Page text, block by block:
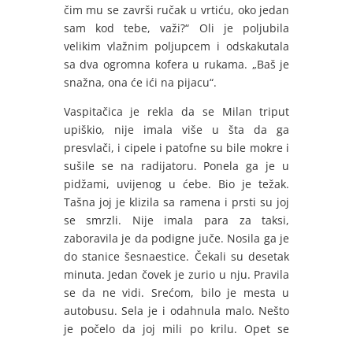
čim mu se završi ručak u vrtiću, oko jedan
sam kod tebe, važi?“ Oli je poljubila
velikim vlažnim poljupcem i odskakutala
sa dva ogromna kofera u rukama. „Baš je
snažna, ona će ići na pijacu“.
Vaspitačica je rekla da se Milan triput
upiškio, nije imala više u šta da ga
presvlači, i cipele i patofne su bile mokre i
sušile se na radijatoru. Ponela ga je u
pidžami, uvijenog u ćebe. Bio je težak.
Tašna joj je klizila sa ramena i prsti su joj
se smrzli. Nije imala para za taksi,
zaboravila je da podigne juče. Nosila ga je
do stanice šesnaestice. Čekali su desetak
minuta. Jedan čovek je zurio u nju. Pravila
se da ne vidi. Srećom, bilo je mesta u
autobusu. Sela je i odahnula malo. Nešto
je počelo da joj mili po krilu. Opet se